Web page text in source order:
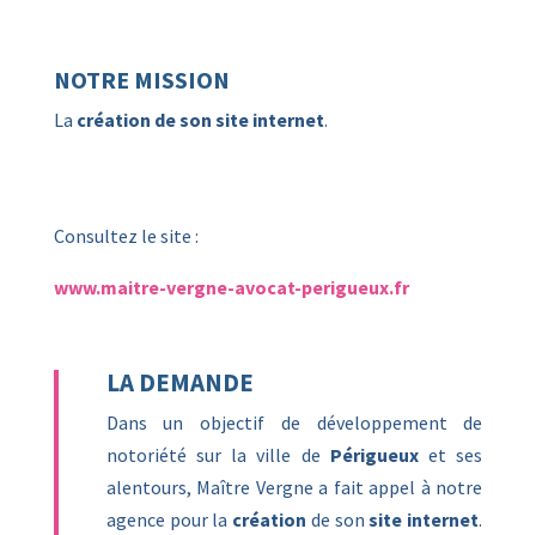
NOTRE MISSION
La création de son site internet.
Consultez le site :
www.maitre-vergne-avocat-perigueux.fr
LA DEMANDE
Dans un objectif de développement de
notoriété sur la ville de Périgueuxet ses
alentours, Maître Vergne a fait appel à notre
agence pour la création de sonsite internet.